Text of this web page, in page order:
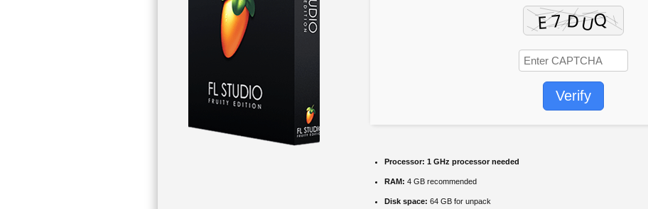
Verify
Processor: 1 GHz processor needed
RAM: 4 GB recommended
Disk space: 64 GB for unpack